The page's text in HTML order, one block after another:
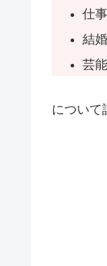
仕
結
芸
について